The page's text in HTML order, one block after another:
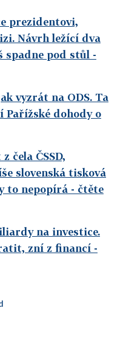
prezidentovi,
Návrh ležící dva
spadne pod stůl -
vyzrát na ODS. Ta
Pařížské dohody o
čela ČSSD,
slovenská tisková
to nepopírá - čtěte
na investice.
zní z financí -